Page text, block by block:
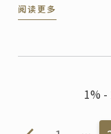
不断挑战的蓝带精
阅读更多
1% -